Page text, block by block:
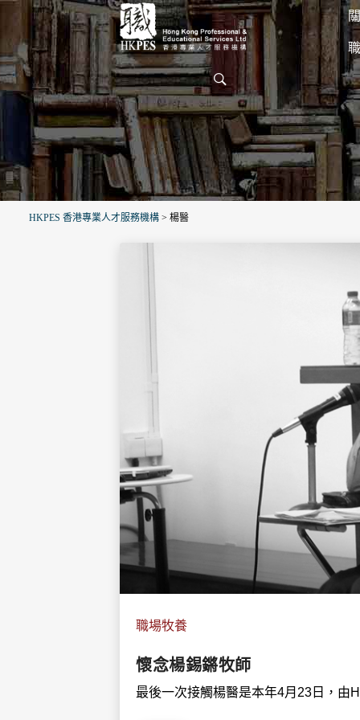
HKPES 香港專業人才服務機構 > 楊醫
職場牧養
懷念楊錫鏘牧師
最後一次接觸楊醫是本年4⽉23⽇，由